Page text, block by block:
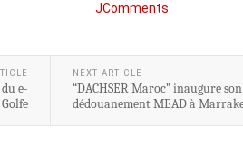
JComments
e-
NEXT ARTICLE
“DACHSER Maroc” inaugure
dédouanement MEAD à